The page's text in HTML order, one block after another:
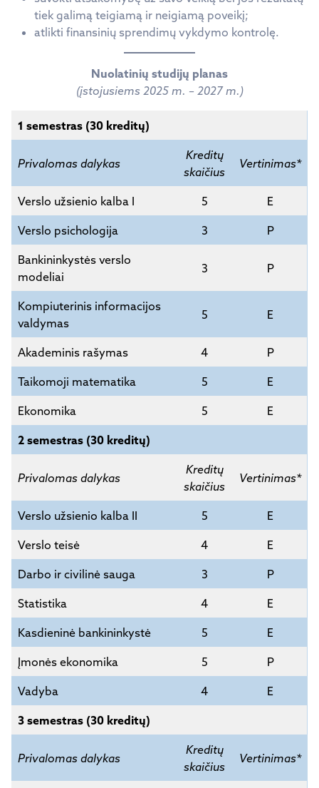
tiek galimą teigiamą ir neigiamą poveikį;
atlikti finansinių sprendimų vykdymo kontrolę.
Nuolatinių studijų planas
(įstojusiems 2025 m. – 2027 m.)
1 semestras (30 kreditų)
Privalomas dalykas
Kreditų
skaičius
Vertinimas*
Verslo užsienio kalba I 5 E
Verslo psichologija 3 P
Bankininkystės verslo
modeliai
3 P
Kompiuterinis informacijos
valdymas
5 E
Akademinis rašymas 4 P
Taikomoji matematika 5 E
Ekonomika 5 E
2 semestras (30 kreditų)
Privalomas dalykas
Kreditų
skaičius
Vertinimas*
Verslo užsienio kalba II 5 E
Verslo teisė 4 E
Darbo ir civilinė sauga 3 P
Statistika 4 E
Kasdieninė bankininkystė 5 E
Įmonės ekonomika 5 P
Vadyba 4 E
3 semestras (30 kreditų)
Privalomas dalykas
Kreditų
skaičius
Vertinimas*